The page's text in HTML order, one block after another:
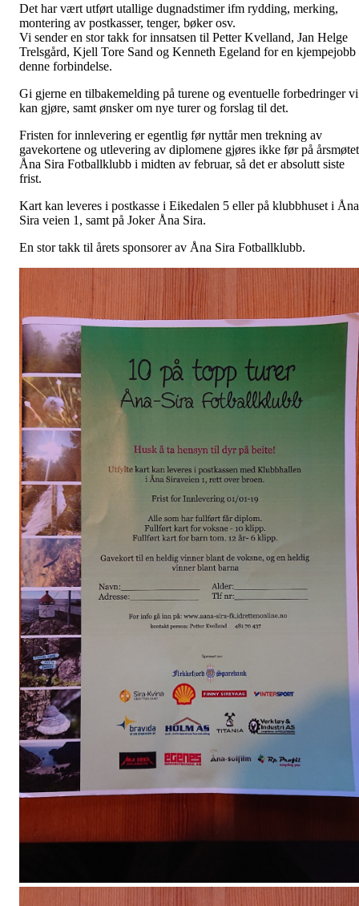
Det har vært utført utallige dugnadstimer ifm rydding, merking,
montering av postkasser, tenger, bøker osv.
Vi sender en stor takk for innsatsen til Petter Kvelland, Jan Helge
Trelsgård, Kjell Tore Sand og Kenneth Egeland for en kjempejobb
denne forbindelse.
Gi gjerne en tilbakemelding på turene og eventuelle forbedringer vi
kan gjøre, samt ønsker om nye turer og forslag til det.
Fristen for innlevering er egentlig før nyttår men trekning av
gavekortene og utlevering av diplomene gjøres ikke før på
Åna Sira Fotballklubb i midten av februar, så det er absolutt siste
frist.
Kart kan leveres i postkasse i Eikedalen 5 eller på klubbhuset i Åna
Sira veien 1, samt på Joker Åna Sira.
En stor takk til årets sponsorer av Åna Sira Fotballklubb.